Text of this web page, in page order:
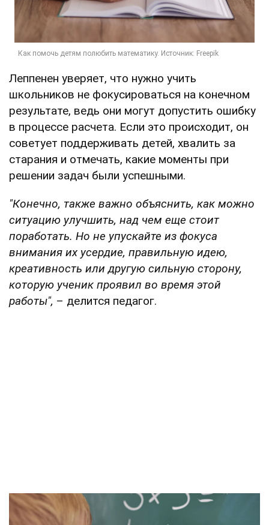
Леппенен уверяет, что нужно учить
школьников не фокусироваться на конечном
результате, ведь они могут допустить ошибку
в процессе расчета. Если это происходит, он
советует поддерживать детей, хвалить за
старания и отмечать, какие моменты при
решении задач были успешными.
"Конечно, также важно объяснить, как можно
ситуацию улучшить, над чем еще стоит
поработать. Но не упускайте из фокуса
внимания их усердие, правильную идею,
креативность или другую сильную сторону,
которую ученик проявил во время этой
работы", – делится педагог.